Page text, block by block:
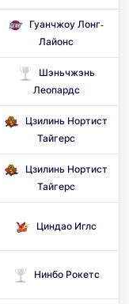
Гуанчжоу Лонг-
Лайонс
Шэньчжэнь
Леопардс
Цзилинь Нортист
Тайгерс
Цзилинь Нортист
Тайгерс
Циндао Иглс
Нинбо Рокетс